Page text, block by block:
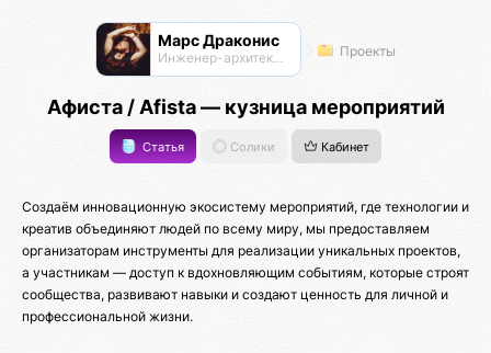
Марс Драконис
Инженер-архитектор Проекты
Афиста / Afista — кузница мероприятий
Статья Солики Кабинет
Создаём инновационную экосистему мероприятий, где технологии и
креатив объединяют людей по всему миру, мы предоставляем
организаторам инструменты для реализации уникальных проектов,
а участникам — доступ к вдохновляющим событиям, которые строят
сообщества, развивают навыки и создают ценность для личной и
профессиональной жизни.